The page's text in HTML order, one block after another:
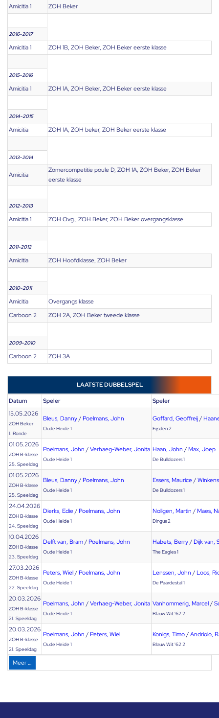
Amicitia 1 ZOH Beker
2016-2017
Amicitia 1 ZOH 1B, ZOH Beker, ZOH Beker eerste klasse
2015-2016
Amicitia 1 ZOH 1A, ZOH Beker, ZOH Beker eerste klasse
2014-2015
Amicitia ZOH 1A, ZOH beker, ZOH Beker eerste klasse
2013-2014
Amicitia
Zomercompetitie poule D, ZOH 1A, ZOH Beker, ZOH Beker
eerste klasse
2012-2013
Amicitia 1 ZOH Ovg., ZOH Beker, ZOH Beker overgangsklasse
2011-2012
Amicitia ZOH Hoofdklasse, ZOH Beker
2010-2011
Amicitia
Overgangs klasse
Carboon 2
ZOH 2A, ZOH Beker tweede klasse
2009-2010
Carboon 2 ZOH 3A
LAATSTE DUBBELSPEL
Datum Speler
Speler
15.05.2026
ZOH Beker
1. Ronde
Bleus, Danny/ Poelmans, John
Oude Heide 1
Goffard, Geoffreij/
Eijsden 2
01.05.2026
ZOH B-klasse
25. Speeldag
Poelmans, John /Verhaeg-Weber, Jonita
Oude Heide 1
Haan, John / Max, Joep
De Bulldozers 1
01.05.2026
ZOH B-klasse
25. Speeldag
Bleus, Danny/ Poelmans, John
Oude Heide 1
Essers, Maurice/
De Bulldozers 1
24.04.2026
ZOH B-klasse
24. Speeldag
Dierks, Edie/ Poelmans, John
Oude Heide 1
Nollgen, Martin / Maes,
Dingus 2
10.04.2026
ZOH B-klasse
23. Speeldag
Delft van, Bram/ Poelmans, John
Oude Heide 1
Habets, Berry/ Dijk van,
The Eagles 1
27.03.2026
ZOH B-klasse
22. Speeldag
Peters, Wiel/ Poelmans, John
Oude Heide 1
Lenssen, John / Loos,
De Paardestal 1
20.03.2026
ZOH B-klasse
21. Speeldag
Poelmans, John /Verhaeg-Weber, Jonita
Oude Heide 1
Vanhommerig, Marcel/
Blauw Wit '62 2
20.03.2026
ZOH B-klasse
21. Speeldag
Poelmans, John / Peters, Wiel
Oude Heide 1
Konigs, Timo/Andriolo,
Blauw Wit '62 2
Meer …